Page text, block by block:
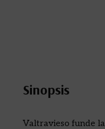
Sinopsis
Valtravieso funde